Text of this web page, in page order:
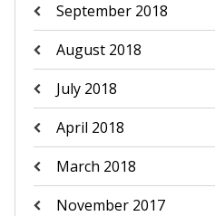
September 2018
August 2018
July 2018
April 2018
March 2018
November 2017